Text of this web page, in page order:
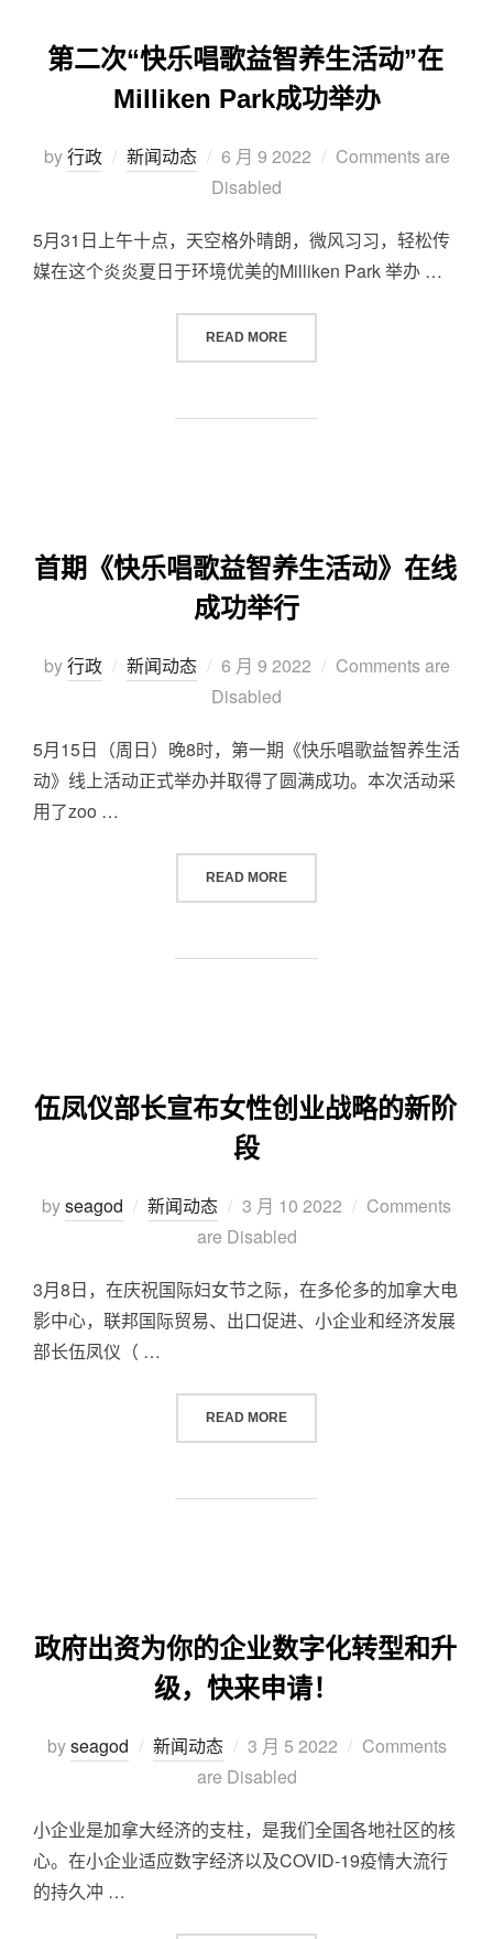
第二次“快乐唱歌益智养生活动”在
Milliken Park成功举办
by行政 新闻动态 6 月 9 2022
Comments are
Disabled
5月31日上午十点，天空格外晴朗，微风习习，轻松传
媒在这个炎炎夏日于环境优美的Milliken Park 举办 …
READ MORE
首期《快乐唱歌益智养生活动》在线
成功举行
by行政 新闻动态 6 月 9 2022
Comments are
Disabled
5月15日（周日）晚8时，第一期《快乐唱歌益智养生活
动》线上活动正式举办并取得了圆满成功。本次活动采
用了zoo …
READ MORE
伍凤仪部长宣布女性创业战略的新阶
段
byseagod 新闻动态 3 月 10 2022
Comments
are Disabled
3月8日，在庆祝国际妇女节之际，在多伦多的加拿大电
影中心，联邦国际贸易、出口促进、小企业和经济发展
部长伍凤仪（ …
READ MORE
政府出资为你的企业数字化转型和升
级，快来申请！
byseagod 新闻动态 3 月 5 2022
Comments
are Disabled
小企业是加拿大经济的支柱，是我们全国各地社区的核
心。在小企业适应数字经济以及COVID-19疫情大流行
的持久冲 …